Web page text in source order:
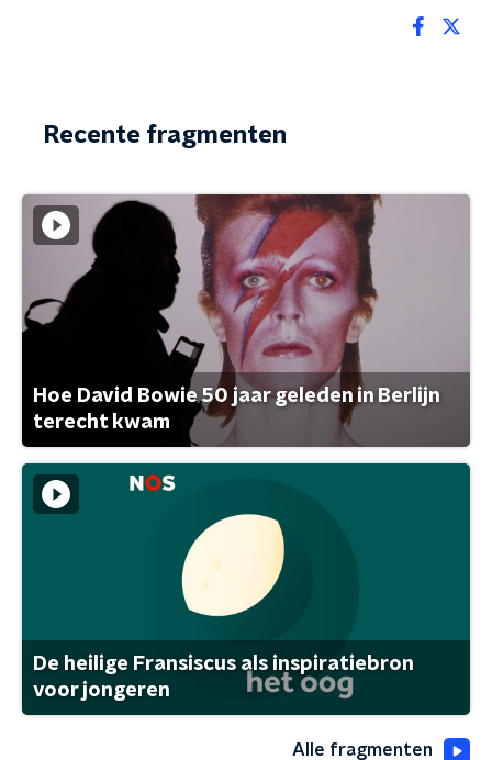
Recente fragmenten
Hoe David Bowie 50 jaar geleden in Berlijn
terecht kwam
De heilige Fransiscus als inspiratiebron
voor jongeren
Alle fragmenten